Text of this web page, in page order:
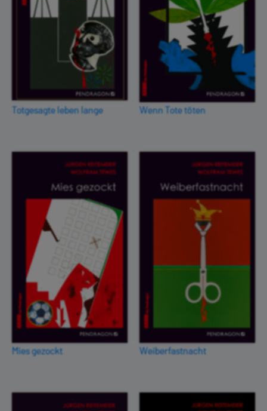
Totgesagte leben lange Wenn Tote töten
Mies gezockt Weiberfastnacht